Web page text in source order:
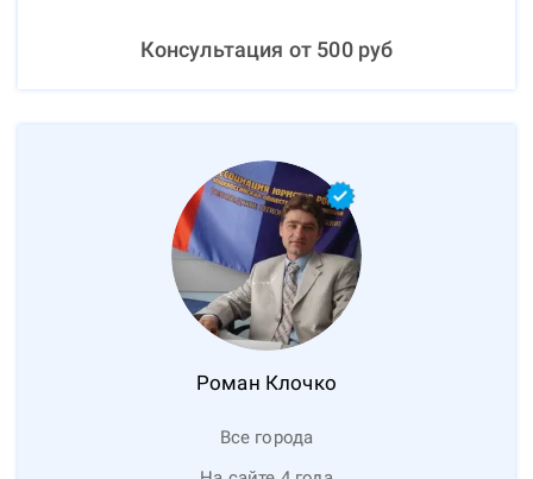
Консультация от 500руб
Роман Клочко
Все города